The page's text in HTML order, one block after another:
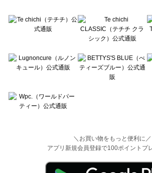
＼お買い物をもっと便利に／
アプリ新規会員登録で100ポイントプ